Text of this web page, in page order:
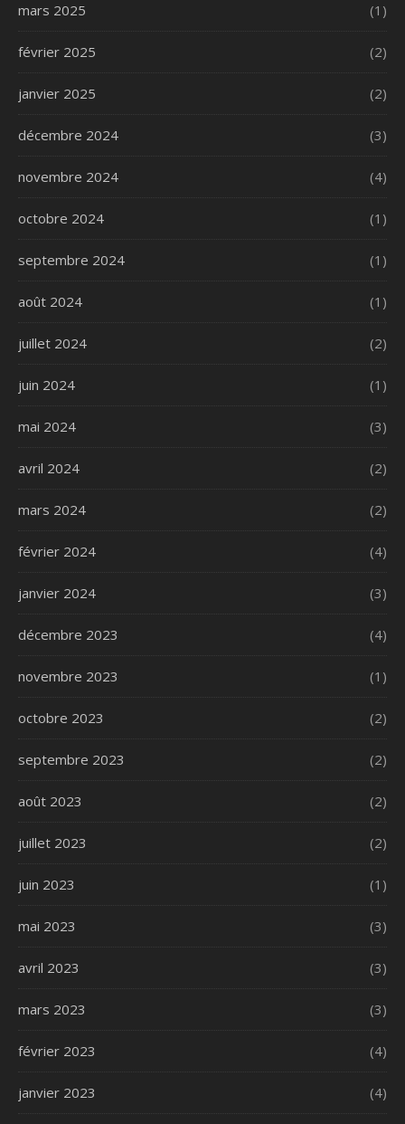
mars 2025 (1)
février 2025 (2)
janvier 2025 (2)
décembre 2024 (3)
novembre 2024 (4)
octobre 2024 (1)
septembre 2024 (1)
août 2024 (1)
juillet 2024 (2)
juin 2024 (1)
mai 2024 (3)
avril 2024 (2)
mars 2024 (2)
février 2024 (4)
janvier 2024 (3)
décembre 2023 (4)
novembre 2023 (1)
octobre 2023 (2)
septembre 2023 (2)
août 2023 (2)
juillet 2023 (2)
juin 2023 (1)
mai 2023 (3)
avril 2023 (3)
mars 2023 (3)
février 2023 (4)
janvier 2023 (4)